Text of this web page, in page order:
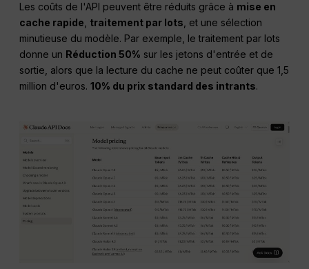
Les coûts de l'API peuvent être réduits grâce à mise en
cache rapide traitement par lots , et une sélection
minutieuse du modèle. Par exemple, le traitement par lots
donne un Réduction 50% sur les jetons d'entrée et de
sortie, alors que la lecture du cache ne peut coûter que 1,5
million d'euros.10% du prix standard des intrants.